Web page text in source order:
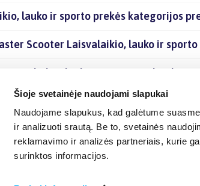
Šioje svetainėje naudojami slapukai
Naudojame slapukus, kad galėtume
ir analizuoti srautą. Be to, svetainės
reklamavimo ir analizės partneriais, kurie
surinktos informacijos.
lauko ir sporto prekės kategorijos
Scooter Laisvalaikio, lauko ir
Laisvalaikio, lauko ir sporto prekės